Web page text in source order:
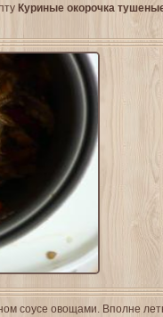
Куриные окорочка
соусе овощами. Вполне